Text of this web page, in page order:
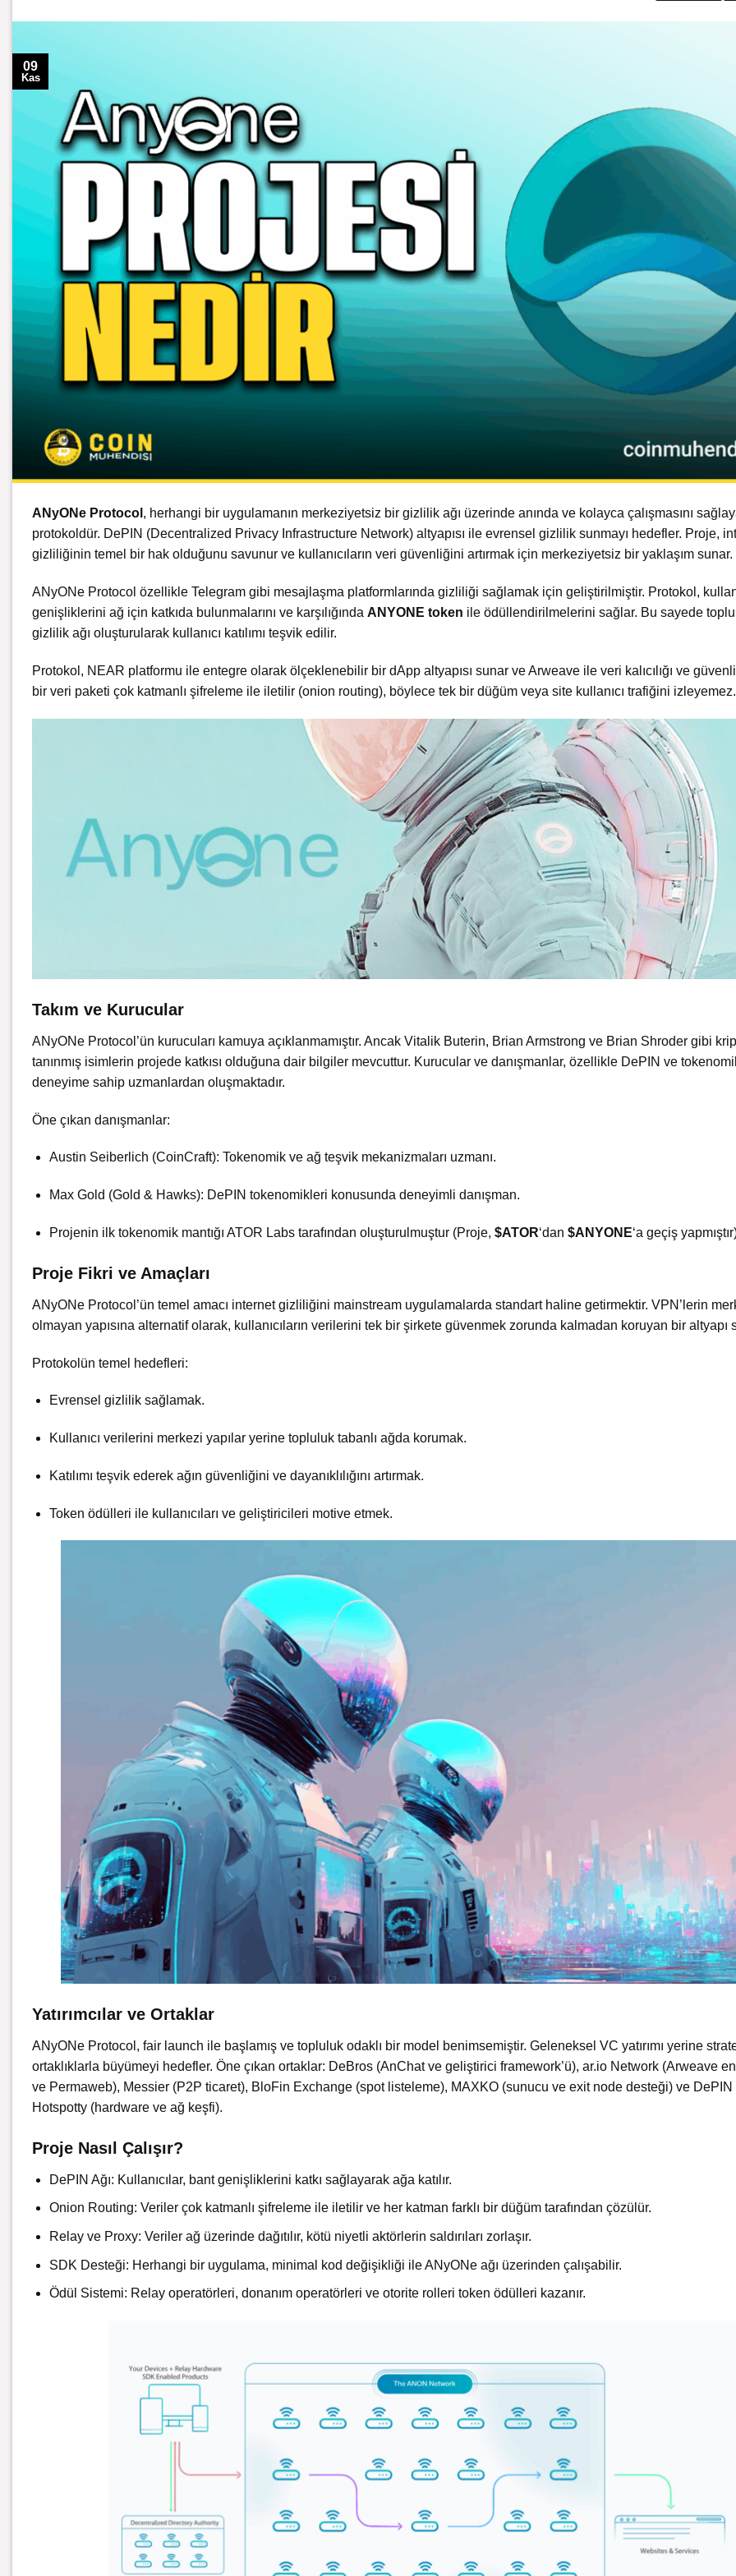
09
Kas
ANyONe Protocol , herhangi bir uygulamanın merkeziyetsiz bir gizlilik ağı üzerinde anında ve kolayca çalışmasını
protokoldür. DePIN (Decentralized Privacy Infrastructure Network) altyapısı ile evrensel gizlilik sunmayı hedefler. Proje,
gizliliğinin temel bir hak olduğunu savunur ve kullanıcıların veri güvenliğini artırmak için merkeziyetsiz bir yaklaşım sunar.
ANyONe Protocol özellikle Telegram gibi mesajlaşma platformlarında gizliliği sağlamak için geliştirilmiştir. Protokol,
genişliklerini ağ için katkıda bulunmalarını ve karşılığında ANYONE token ile ödüllendirilmelerini sağlar. Bu sayede
gizlilik ağı oluşturularak kullanıcı katılımı teşvik edilir.
Protokol, NEAR platformu ile entegre olarak ölçeklenebilir bir dApp altyapısı sunar ve Arweave ile veri kalıcılığı ve
bir veri paketi çok katmanlı şifreleme ile iletilir (onion routing), böylece tek bir düğüm veya site kullanıcı trafiğini izleyemez.
Takım ve Kurucular
ANyONe Protocol’ün kurucuları kamuya açıklanmamıştır. Ancak Vitalik Buterin, Brian Armstrong ve Brian Shroder gibi
tanınmış isimlerin projede katkısı olduğuna dair bilgiler mevcuttur. Kurucular ve danışmanlar, özellikle DePIN ve
deneyime sahip uzmanlardan oluşmaktadır.
Öne çıkan danışmanlar:
Austin Seiberlich (CoinCraft): Tokenomik ve ağ teşvik mekanizmaları uzmanı.
Max Gold (Gold & Hawks): DePIN tokenomikleri konusunda deneyimli danışman.
Projenin ilk tokenomik mantığı ATOR Labs tarafından oluşturulmuştur (Proje, $ATOR‘dan $ANYONE‘a geçiş
Proje Fikri ve Amaçları
ANyONe Protocol’ün temel amacı internet gizliliğini mainstream uygulamalarda standart haline getirmektir. VPN’lerin
olmayan yapısına alternatif olarak, kullanıcıların verilerini tek bir şirkete güvenmek zorunda kalmadan koruyan bir altyapı
Protokolün temel hedefleri:
Evrensel gizlilik sağlamak.
Kullanıcı verilerini merkezi yapılar yerine topluluk tabanlı ağda korumak.
Katılımı teşvik ederek ağın güvenliğini ve dayanıklılığını artırmak.
Token ödülleri ile kullanıcıları ve geliştiricileri motive etmek.
Yatırımcılar ve Ortaklar
ANyONe Protocol, fair launch ile başlamış ve topluluk odaklı bir model benimsemiştir. Geleneksel VC yatırımı yerine
ortaklıklarla büyümeyi hedefler. Öne çıkan ortaklar: DeBros (AnChat ve geliştirici framework’ü), ar.io Network (Arweave
ve Permaweb), Messier (P2P ticaret), BloFin Exchange (spot listeleme), MAXKO (sunucu ve exit node desteği) ve DePIN
Hotspotty (hardware ve ağ keşfi).
Proje Nasıl Çalışır?
DePIN Ağı: Kullanıcılar, bant genişliklerini katkı sağlayarak ağa katılır.
Onion Routing: Veriler çok katmanlı şifreleme ile iletilir ve her katman farklı bir düğüm tarafından çözülür.
Relay ve Proxy: Veriler ağ üzerinde dağıtılır, kötü niyetli aktörlerin saldırıları zorlaşır.
SDK Desteği: Herhangi bir uygulama, minimal kod değişikliği ile ANyONe ağı üzerinden çalışabilir.
Ödül Sistemi: Relay operatörleri, donanım operatörleri ve otorite rolleri token ödülleri kazanır.